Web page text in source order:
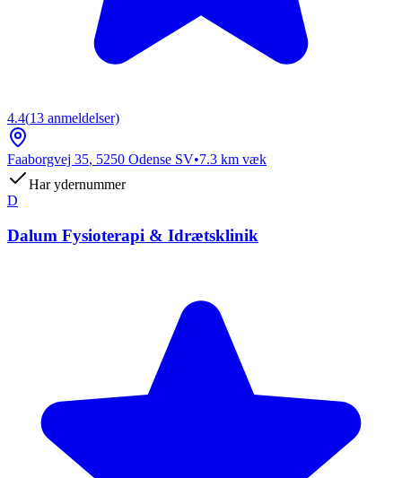
4.4(13 anmeldelser)
Faaborgvej 35, 5250 Odense SV•7.3 km væk
Har ydernummer
D
Dalum Fysioterapi & Idrætsklinik